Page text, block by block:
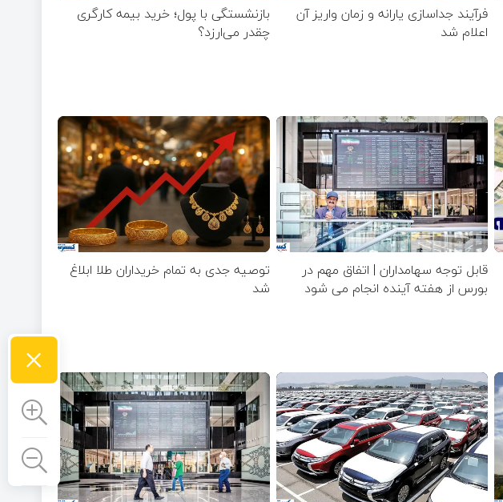
فرآیند جداسازی یارانه و زمان واریز آن
اعلام شد
بازنشستگی با پول؛ خرید بیمه کارگری
چقدر می‌ارزد؟
قابل توجه سهامداران | اتفاق مهم در
بورس از هفته آینده انجام می شود
توصیه جدی به تمام خریداران طلا ابلاغ
شد
×